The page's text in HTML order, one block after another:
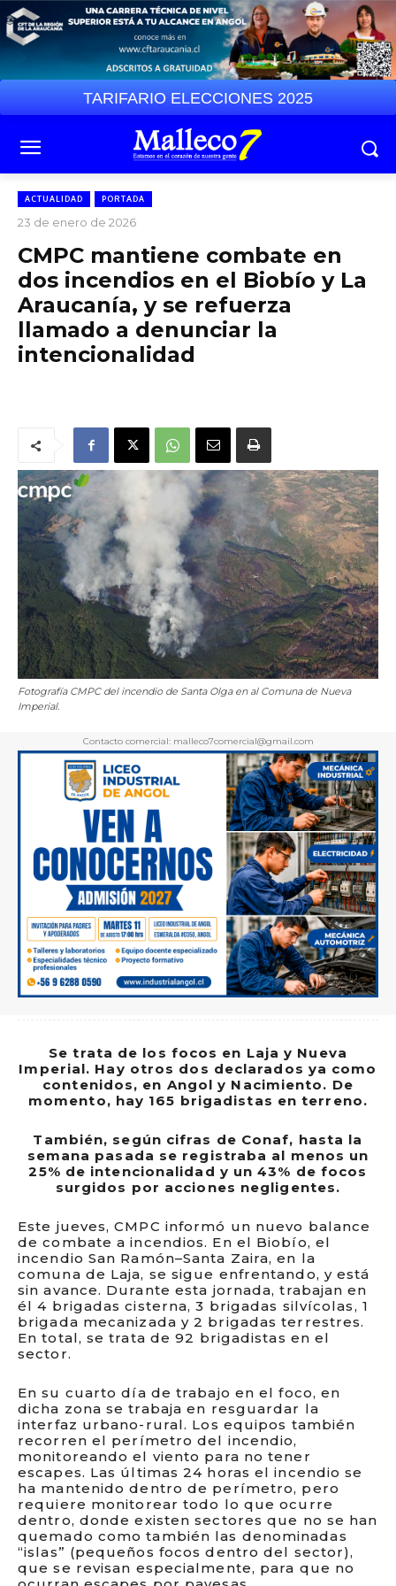
TARIFARIO ELECCIONES 2025
ACTUALIDAD PORTADA
23 de enero de 2026
CMPC mantiene combate en
dos incendios en el Biobío y La
Araucanía, y se refuerza
llamado a denunciar la
intencionalidad
Fotografía CMPC del incendio de Santa Olga en al Comuna de Nueva
Imperial.
Contacto comercial: malleco7comercial@gmail.com
Se trata de los focos en Laja y Nueva
Imperial. Hay otros dos declarados ya como
contenidos, en Angol y Nacimiento. De
momento, hay 165 brigadistas en terreno.
También, según cifras de Conaf, hasta la
semana pasada se registraba al menos un
25% de intencionalidad y un 43% de focos
surgidos por acciones negligentes.
Este jueves, CMPC informó un nuevo balance
de combate a incendios. En el Biobío, el
incendio San Ramón–Santa Zaira, en la
comuna de Laja, se sigue enfrentando, y está
sin avance. Durante esta jornada, trabajan en
él 4 brigadas cisterna, 3 brigadas silvícolas, 1
brigada mecanizada y 2 brigadas terrestres.
En total, se trata de 92 brigadistas en el
sector.
En su cuarto día de trabajo en el foco, en
dicha zona se trabaja en resguardar la
interfaz urbano-rural. Los equipos también
recorren el perímetro del incendio,
monitoreando el viento para no tener
escapes. Las últimas 24 horas el incendio se
ha mantenido dentro de perímetro, pero
requiere monitorear todo lo que ocurre
dentro, donde existen sectores que no se han
quemado como también las denominadas
“islas” (pequeños focos dentro del sector),
que se revisan especialmente, para que no